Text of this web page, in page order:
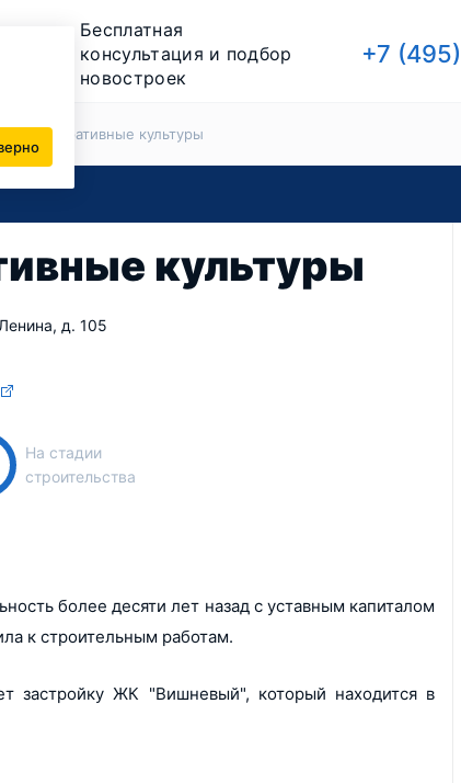
Бесплатная
консультация и подбор
новостроек
+7
Декоративные культуры
культуры
д. 105
На стадии
строительства
более десяти лет назад с уставным капиталом
к строительным работам.
застройку ЖК "Вишневый", который находится в